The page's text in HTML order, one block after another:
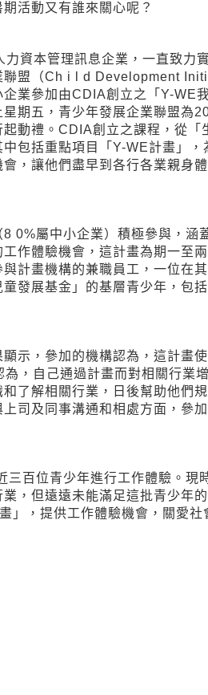
活動又有誰來關心呢？
力資本管理訊息企業，一直致力
聯盟（Ch i l d Development
業參加由CDIA創立之「Y-WE
期五，青少年發展企業聯盟為
動禮。CDIA創立之課程，從「
包括重點項目「Y-WE計畫」，
，讓他們盡早到各行各業親身
0%屬中小企業）積極參與，涵
作體驗機會，這計畫為期一至
計畫機構的兼職員工，一位在
發展基金」的基層青少年，包
示，參加的機構認為，這計畫
為，自己通過計畫而對相關行業
了解相關行業，日後幫助他們
司及同事溝通和相處方面，參
三百位青少年進行工作體驗。現
，但遠遠未能滿足這批青少年
」，提供工作體驗機會，關愛